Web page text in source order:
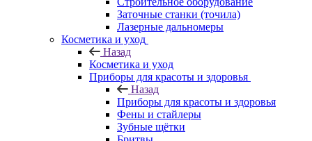
Заточные станки (точила)
Лазерные дальномеры
Косметика и уход
Назад
Косметика и уход
Приборы для красоты и здоровья
Назад
Приборы для красоты и здоровья
Фены и стайлеры
Зубные щётки